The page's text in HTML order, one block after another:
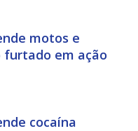
motos e
furtado em ação
cocaína